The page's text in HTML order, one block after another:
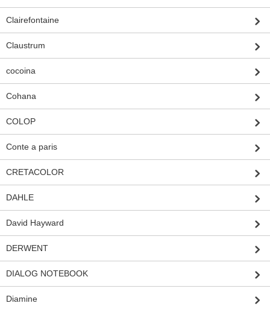
Clairefontaine
Claustrum
cocoina
Cohana
COLOP
Conte a paris
CRETACOLOR
DAHLE
David Hayward
DERWENT
DIALOG NOTEBOOK
Diamine